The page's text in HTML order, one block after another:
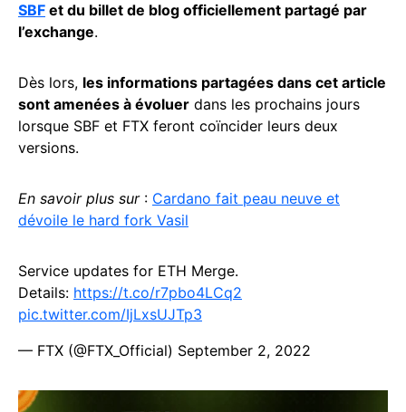
SBF et du billet de blog officiellement partagé par
l’exchange.
Dès lors, les informations partagées dans cet article
sont amenées à évoluer dans les prochains jours
lorsque SBF et FTX feront coïncider leurs deux
versions.
En savoir plus sur: Cardano fait peau neuve et
dévoile le hard fork Vasil
Service updates for ETH Merge.
Details: https://t.co/r7pbo4LCq2
pic.twitter.com/IjLxsUJTp3
— FTX (@FTX_Official) September 2, 2022